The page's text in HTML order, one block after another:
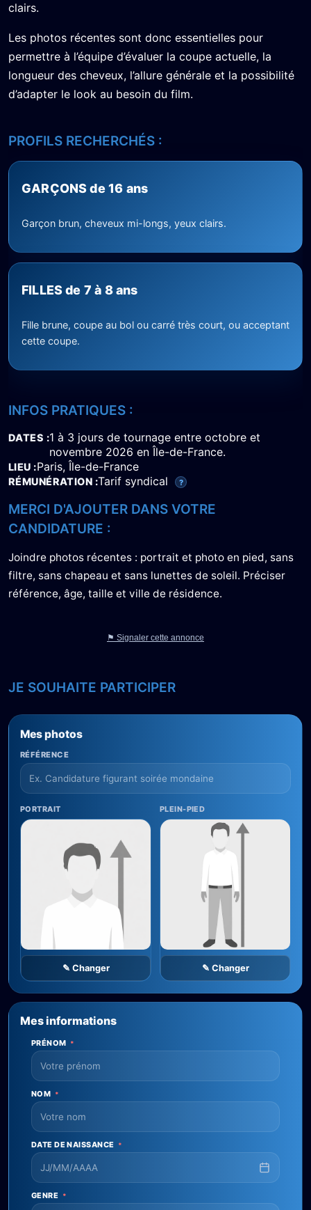
clairs.
Les photos récentes sont donc essentielles pour
permettre à l’équipe d’évaluer la coupe actuelle, la
longueur des cheveux, l’allure générale et la possibilité
d’adapter le look au besoin du film.
PROFILS RECHERCHÉS :
GARÇONS de 16 ans
Garçon brun, cheveux mi-longs, yeux clairs.
FILLES de 7 à 8 ans
Fille brune, coupe au bol ou carré très court, ou acceptant
cette coupe.
INFOS PRATIQUES :
DATES 1 à 3 jours de tournage entre octobre et
novembre 2026 en Île-de-France.
LIEU Paris, Île-de-France
RÉMUNÉRATION Tarif syndical ?
MERCI D'AJOUTER DANS VOTRE
CANDIDATURE :
Joindre photos récentes : portrait et photo en pied, sans
filtre, sans chapeau et sans lunettes de soleil. Préciser
référence, âge, taille et ville de résidence.
⚑ Signaler cette annonce
JE SOUHAITE PARTICIPER
Mes photos
RÉFÉRENCE
PORTRAIT
✎ Changer
PLEIN-PIED
✎ Changer
Mes informations
PRÉNOM *
NOM *
DATE DE NAISSANCE *
GENRE *